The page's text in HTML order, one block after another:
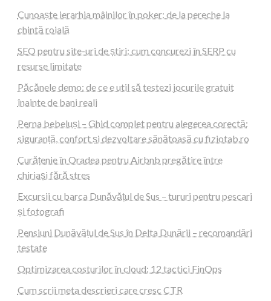
Cunoaște ierarhia mâinilor în poker: de la pereche la
chintă roială
SEO pentru site-uri de știri: cum concurezi în SERP cu
resurse limitate
Păcănele demo: de ce e util să testezi jocurile gratuit
înainte de bani reali
Perna bebeluși – Ghid complet pentru alegerea corectă:
siguranță, confort și dezvoltare sănătoasă cu fiziotab.ro
Curățenie în Oradea pentru Airbnb pregătire între
chiriași fără stres
Excursii cu barca Dunăvățul de Sus – tururi pentru pescari
și fotografi
Pensiuni Dunăvățul de Sus în Delta Dunării – recomandări
testate
Optimizarea costurilor în cloud: 12 tactici FinOps
Cum scrii meta descrieri care cresc CTR